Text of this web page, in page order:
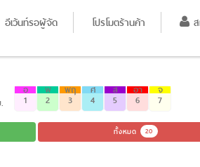
อีเว้นท์รอผู้จัด โปรโมตร้านค้า
อ
1
พ
2
พฤ
3
ศ
4
ส
5
อา
6
จ
7
ทั้งหมด 20